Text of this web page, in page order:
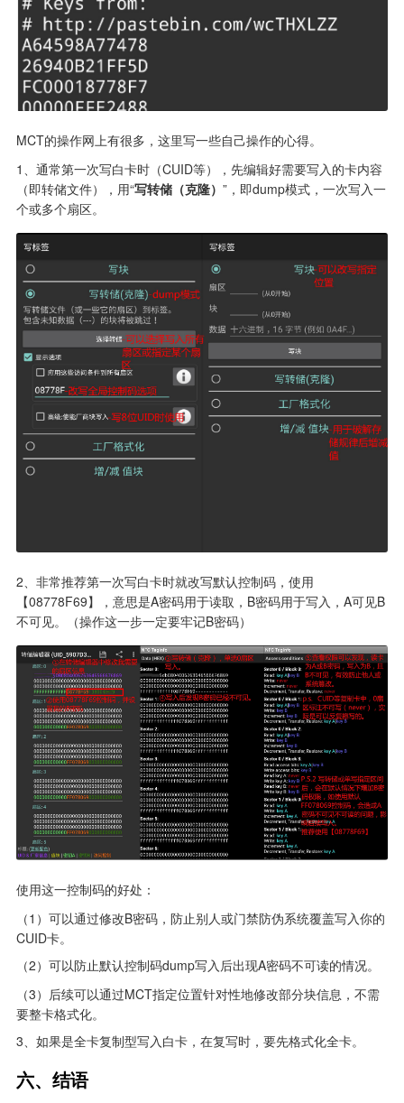
MCT的操作网上有很多，这里写一些自己操作的心得。
1、通常第一次写白卡时（CUID等），先编辑好需要写入的卡内容
（即转储文件），用“写转储（克隆） ”，即dump模式，一次写入一
个或多个扇区。
2、非常推荐第一次写白卡时就改写默认控制码，使用
【08778F69】，意思是A密码用于读取，B密码用于写入，A可见B
不可见。（操作这一步一定要牢记B密码）
使用这一控制码的好处：
（1）可以通过修改B密码，防止别人或门禁防伪系统覆盖写入你的
CUID卡。
（2）可以防止默认控制码dump写入后出现A密码不可读的情况。
（3）后续可以通过MCT指定位置针对性地修改部分块信息，不需
要整卡格式化。
3、如果是全卡复制型写入白卡，在复写时，要先格式化全卡。
六、结语